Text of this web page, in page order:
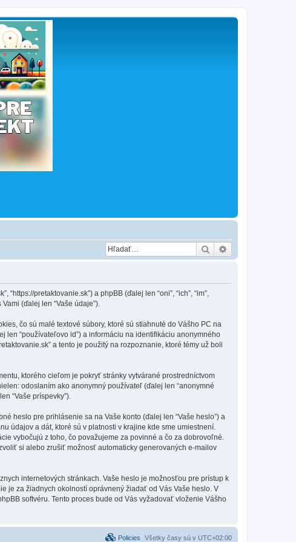
Hľadať
pretaktovanie.sk”) a phpBB (ďalej len “oni”, “ich”, “im”,
(ďalej len “Vaše údaje”).
čo sú malé textové súbory, ktoré sú stiahnuté do Vášho PC na
“používateľovo id”) a informáciu na identifikáciu anonymného
a tento je použitý na rozpoznanie, ktoré témy už boli
ktorého cieľom je pokryť stránky vytvárané prostredníctvom
odoslaním ako anonymný používateľ (ďalej len “anonymné
“Vaše príspevky”).
heslo pre prihlásenie sa na Vaše konto (ďalej len “Vaše heslo”) a
údajov a dát, ktoré sú v platnosti v krajine kde sme umiestnení.
vybočujú z toho, čo považujeme za povinné a čo za dobrovoľné.
si alebo zrušiť možnosť automaticky generovaných e-mailov
internetových stránkach. Vaše heslo je možnosťou pre prístup k
je za žiadnych okolností oprávnený žiadať od Vás Vaše heslo. V
softvéru. Tento proces bude od Vás vyžadovať vloženie Vášho
Všetky časy sú v UTC+02:00
Policies